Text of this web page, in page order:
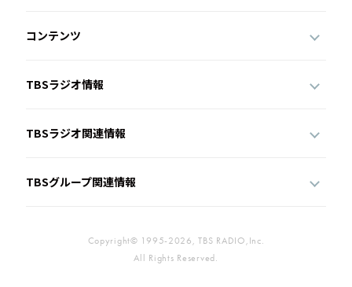
コンテンツ
TBSラジオ情報
TBSラジオ関連情報
TBSグループ関連情報
Copyright© 1995-2026, TBS RADIO,Inc.
All Rights Reserved.